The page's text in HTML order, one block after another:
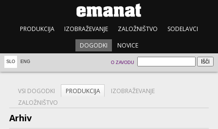
PRODUKCIJA IZOBRAŽEVANJE ZALOŽNIŠTVO SODELAVCI
DOGODKI NOVICE
SLO ENG O ZAVODU
VSI DOGODKI PRODUKCIJA
IZOBRAŽEVANJE
ZALOŽNIŠTVO
Arhiv